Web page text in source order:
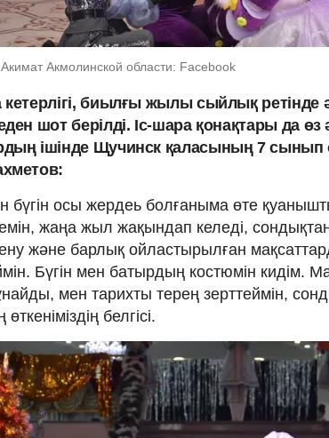
Акмолинской области: Facebook
кетерлігі, биылғы жылы сыйлық ретінде
шот берілді. Іс-шара қонақтары да өз
ішінде Щучинск қаласының 7
бүгін осы жердеь болғаныма өте
жаңа жыл жақындап келеді,
және барлық ойластырылған
Бүгін мен батырдың костюмін кидім.
мен тарихты терең зерттеймін,
өткеніміздің белгісі.